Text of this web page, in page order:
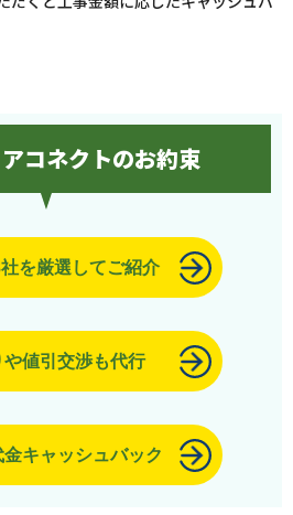
コネクトのお約束
を厳選してご紹介
や値引交渉も代行
キャッシュバック